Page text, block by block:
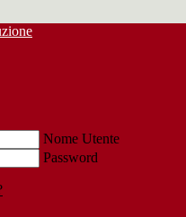
Nome Utente
Password